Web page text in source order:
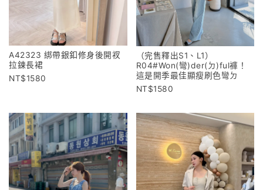
A42323 綁帶銀釦修身後開衩
拉鍊長裙
1580
（完售釋出S1、L1）
R04#Won(彎)der(ㄉ)ful褲！
這是開季最佳顯瘦刷色彎ㄉ
1580